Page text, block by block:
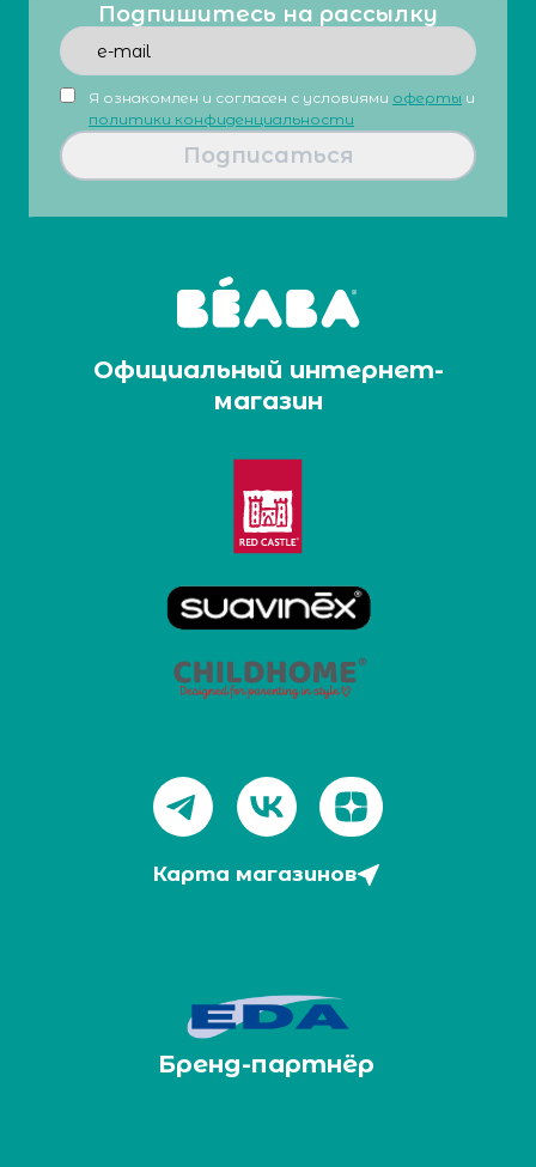
Подпишитесь на рассылку
Я ознакомлен и согласен с условиями оферты и
политики конфиденциальности
Подписаться
Официальный интернет-
магазин
Карта магазинов
Бренд-партнёр